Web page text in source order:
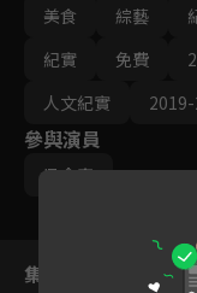
美食
綜藝
紀實
免費
人文紀實
參與演員
吳念真
集數列表